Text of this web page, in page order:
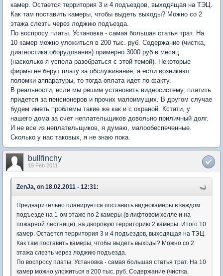
камер. Остается территория 3 и 4 подъездов, выходящая на ТЭЦ.
Как там поставить камеры, чтобы выдеть выходы? Можно со 2
этажа слезть через лоджию подъезда.
По воспросу платы. Установка - самая большая статья трат. На
10 камер можно уложиться в 200 тыс. руб. Содержание (чистка,
диагностика оборудования) примерно 3000 руб в месяц
(насколько я успела разобраться с этой темой). Некоторые
фирмы не берут плату за обслуживание, а если возникают
поломки аппаратуры, то тогда оплата идет по факту.
В реальности, если мы решим установить видеосистему, платить
придется за пенсионеров и прочих малоимущих. В другом случае
будем иметь проблемы такие же как и с охраной. Кстати, у
нашего дома за счет неплательщиков довольно приличный долг.
И не все из неплательщиков, я думаю, малообеспеченные.
Сколько у нас таковых, я не знаю пока.
bullfinchy
19 Feb 2011
ZenJa, on 18.02.2011 - 12:31:
Предварительно планируется поставить видеокамеры в каждом
подъезде на 1-ом этаже по 2 камеры (в лифтовом холле и на
пожарной лестнице), на дворовую территорию 2 камеры. Итого 10
камер. Остается территория 3 и 4 подъездов, выходящая на ТЭЦ.
Как там поставить камеры, чтобы выдеть выходы? Можно со 2
этажа слезть через лоджию подъезда.
По воспросу платы. Установка - самая большая статья трат. На 10
камер можно уложиться в 200 тыс. руб. Содержание (чистка,